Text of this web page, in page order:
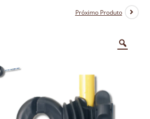
Próximo Produto